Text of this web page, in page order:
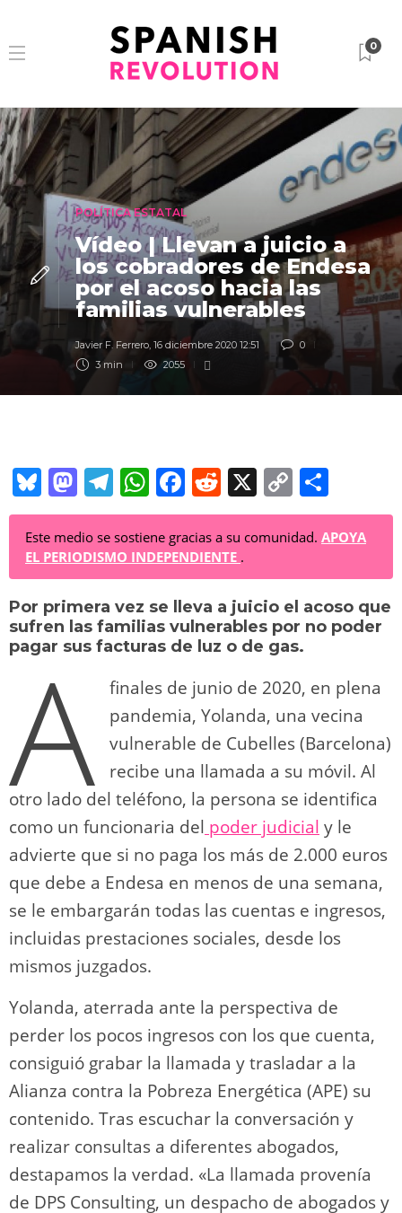
0
POLÍTICA ESTATAL
Vídeo | Llevan a juicio a
los cobradores de Endesa
por el acoso hacia las
familias vulnerables
Javier F. Ferrero, 16 diciembre 2020 12:51
0
3 min
2055
Bl
u
e
sk
y
M
a
st
o
d
o
T
el
e
gr
a
m
W
h
at
s
A
p
F
a
c
e
b
o
o
k
R
e
d
di
t
X
C
o
p
y
Li
n
k
o
m
p
ar
tir
Este medio se sostiene gracias a su comunidad. APOYA
EL PERIODISMO INDEPENDIENTE .
Por primera vez se lleva a juicio el acoso que
sufren las familias vulnerables por no poder
pagar sus facturas de luz o de gas.
A
finales de junio de 2020, en plena
pandemia, Yolanda, una vecina
vulnerable de Cubelles (Barcelona)
recibe una llamada a su móvil. Al
otro lado del teléfono, la persona se identifica
como un funcionaria del poder judicial y le
advierte que si no paga los más de 2.000 euros
que debe a Endesa en menos de una semana,
se le embargarán todas las cuentas e ingresos,
incluidas prestaciones sociales, desde los
mismos juzgados.
Yolanda, aterrada ante la perspectiva de
perder los pocos ingresos con los que cuenta,
consiguió grabar la llamada y trasladar a la
Alianza contra la Pobreza Energética (APE) su
contenido. Tras escuchar la conversación y
realizar consultas a diferentes abogados,
destapamos la verdad. «La llamada provenía
de DPS Consulting, un despacho de abogados y